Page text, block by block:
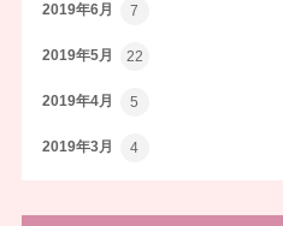
2019年6月 7
2019年5月 22
2019年4月 5
2019年3月 4